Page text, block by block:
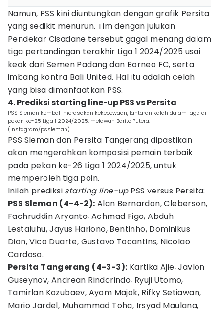
Namun, PSS kini diuntungkan dengan grafik Persita
yang sedikit menurun. Tim dengan julukan
Pendekar Cisadane tersebut gagal menang dalam
tiga pertandingan terakhir Liga 1 2024/2025 usai
keok dari Semen Padang dan Borneo FC, serta
imbang kontra Bali United. Hal itu adalah celah
yang bisa dimanfaatkan PSS.
4. Prediksi starting line-up PSS vs Persita
PSS Sleman kembali merasakan kekecewaan, lantaran kalah dalam laga di
pekan ke-25 Liga 1 2024/2025, melawan Barito Putera.
(Instagram/pssleman)
PSS Sleman dan Persita Tangerang dipastikan
akan mengerahkan komposisi pemain terbaik
pada pekan ke-26 Liga 1 2024/2025, untuk
memperoleh tiga poin.
Inilah prediksi starting line-upPSS versus Persita:
PSS Sleman (4-4-2): Alan Bernardon, Cleberson,
Fachruddin Aryanto, Achmad Figo, Abduh
Lestaluhu, Jayus Hariono, Bentinho, Dominikus
Dion, Vico Duarte, Gustavo Tocantins, Nicolao
Cardoso.
Persita Tangerang (4-3-3): Kartika Ajie, Javlon
Guseynov, Andrean Rindorindo, Ryuji Utomo,
Tamirlan Kozubaev, Ayom Majok, Rifky Setiawan,
Mario Jardel, Muhammad Toha, Irsyad Maulana,